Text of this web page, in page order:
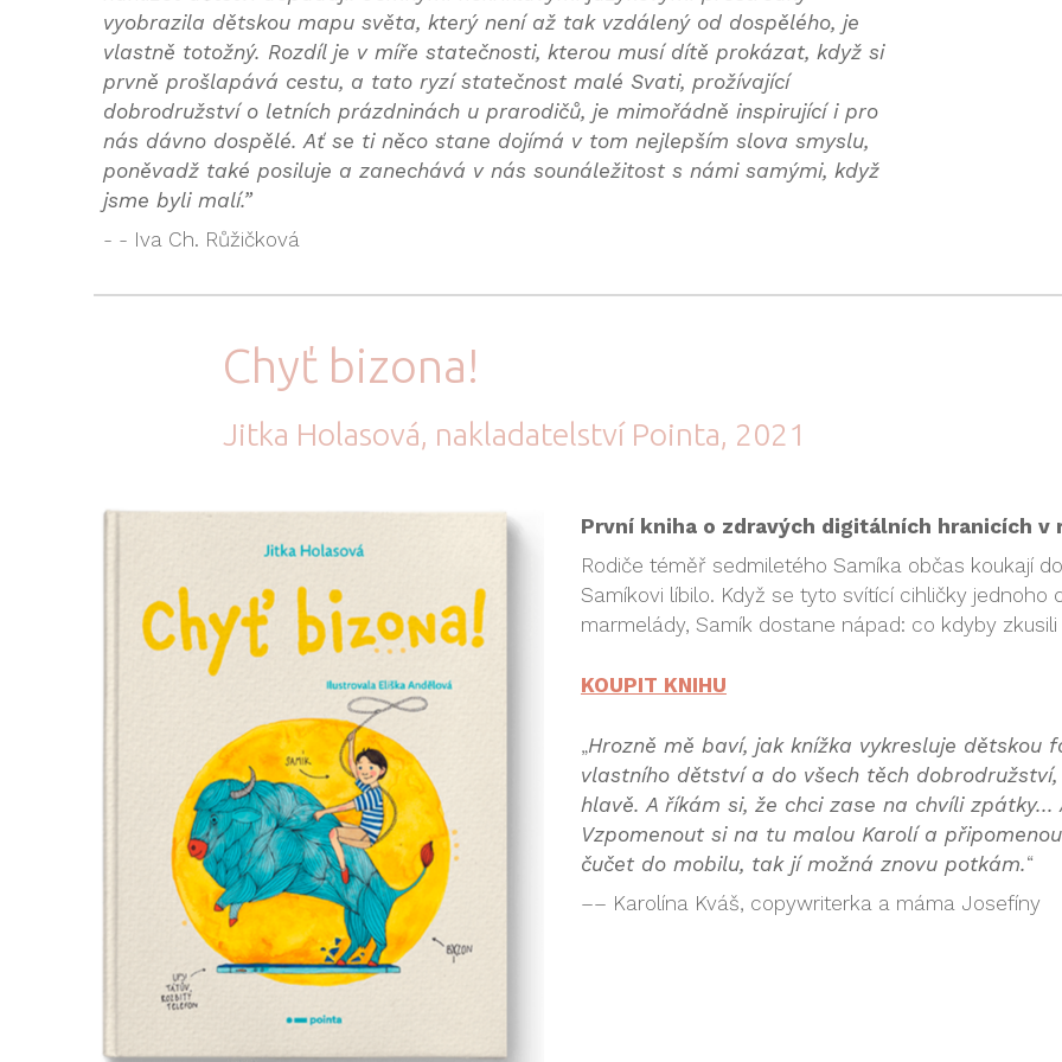
vyobrazila dětskou mapu světa, který není až tak vzdálený od dospělého, je
vlastně totožný. Rozdíl je v míře statečnosti, kterou musí dítě prokázat, když si
prvně prošlapává cestu, a tato ryzí statečnost malé Svati, prožívající
dobrodružství o letních prázdninách u prarodičů, je mimořádně inspirující i pro
nás dávno dospělé. Ať se ti něco stane dojímá v tom nejlepším slova smyslu,
poněvadž také posiluje a zanechává v nás sounáležitost s námi samými, když
jsme byli malí.”
- - Iva Ch. Růžičková
Chyť bizona!
Jitka Holasová, nakladatelství Pointa, 2021
První kniha o zdravých digitálních hranicích v
Rodiče téměř sedmiletého Samíka občas koukají
Samíkovi líbilo. Když se tyto svítící cihličky
marmelády, Samík dostane nápad: co kdyby
KOUPIT KNIHU
„Hrozně mě baví, jak knížka vykresluje dětskou
vlastního dětství a do všech těch
hlavě. A říkám si, že chci zase na chvíli
Vzpomenout si na tu malou Karolí a
čučet do mobilu, tak jí možná znovu potkám.“
–– Karolína Kváš, copywriterka a máma Josefíny